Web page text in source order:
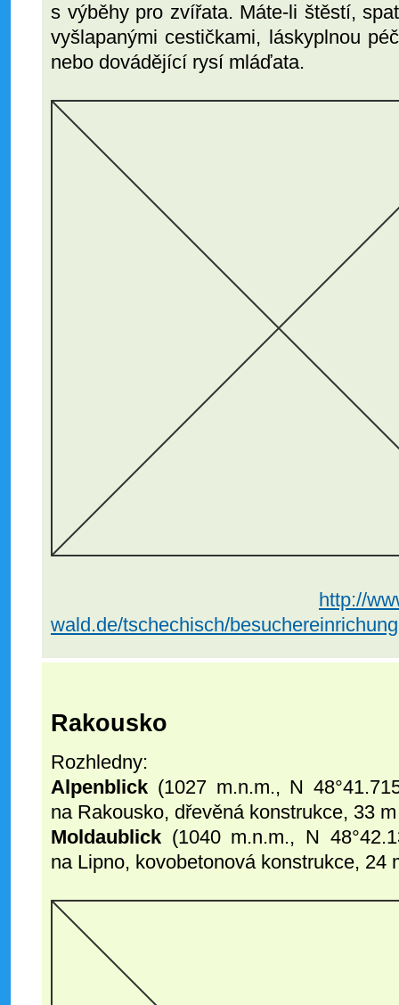
s výběhy pro zvířata. Máte-li štěstí,
vyšlapanými cestičkami, láskyplnou
nebo dovádějící rysí mláďata.
http://
wald.de/tschechisch/
Rakousko
Rozhledny:
Alpenblick (1027 m.n.m., N
na Rakousko, dřevěná konstrukce, 33
Moldaublick (1040 m.n.m., N
na Lipno, kovobetonová konstrukce, 24